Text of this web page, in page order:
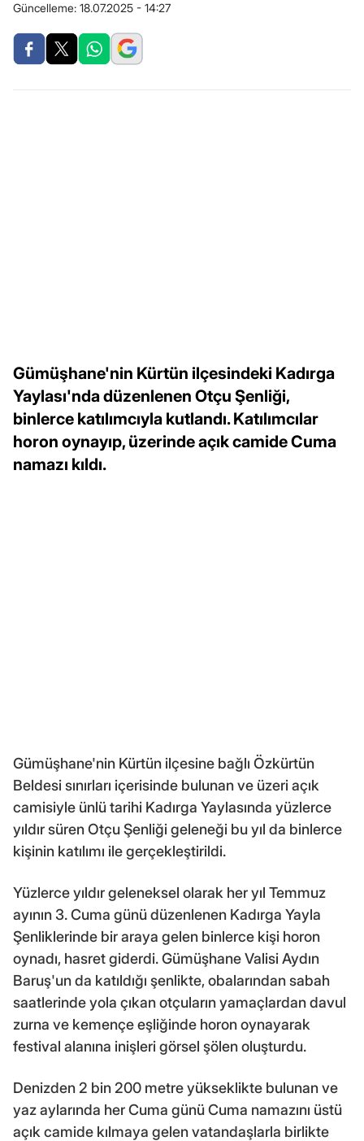
Güncelleme: 18.07.2025 - 14:27
Gümüşhane'nin Kürtün ilçesindeki Kadırga
Yaylası'nda düzenlenen Otçu Şenliği,
binlerce katılımcıyla kutlandı. Katılımcılar
horon oynayıp, üzerinde açık camide Cuma
namazı kıldı.
Gümüşhane'nin Kürtün ilçesine bağlı Özkürtün
Beldesi sınırları içerisinde bulunan ve üzeri açık
camisiyle ünlü tarihi Kadırga Yaylasında yüzlerce
yıldır süren Otçu Şenliği geleneği bu yıl da binlerce
kişinin katılımı ile gerçekleştirildi.
Yüzlerce yıldır geleneksel olarak her yıl Temmuz
ayının 3. Cuma günü düzenlenen Kadırga Yayla
Şenliklerinde bir araya gelen binlerce kişi horon
oynadı, hasret giderdi. Gümüşhane Valisi Aydın
Baruş'un da katıldığı şenlikte, obalarından sabah
saatlerinde yola çıkan otçuların yamaçlardan davul
zurna ve kemençe eşliğinde horon oynayarak
festival alanına inişleri görsel şölen oluşturdu.
Denizden 2 bin 200 metre yükseklikte bulunan ve
yaz aylarında her Cuma günü Cuma namazını üstü
açık camide kılmaya gelen vatandaşlarla birlikte